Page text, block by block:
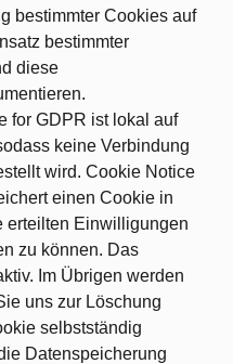
bestimmter Cookies auf
bestimmter
diese
for GDPR ist lokal auf
keine Verbindung
wird. Cookie Notice
einen Cookie in
erteilten Einwilligungen
zu können. Das
Im Übrigen werden
uns zur Löschung
selbstständig
Datenspeicherung